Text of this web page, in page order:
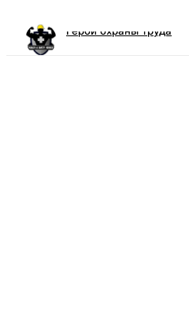
Герои охраны труда